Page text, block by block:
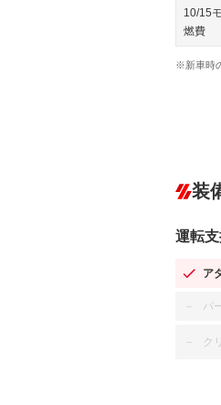
10/15
燃費
※新車時
装
運転
ア
－ パ
－ ク